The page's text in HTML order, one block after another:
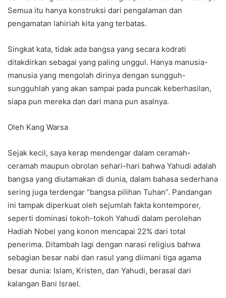
Semua itu hanya konstruksi dari pengalaman dan
pengamatan lahiriah kita yang terbatas.
Singkat kata, tidak ada bangsa yang secara kodrati
ditakdirkan sebagai yang paling unggul. Hanya manusia-
manusia yang mengolah dirinya dengan sungguh-
sungguhlah yang akan sampai pada puncak keberhasilan,
siapa pun mereka dan dari mana pun asalnya.
Oleh Kang Warsa
Sejak kecil, saya kerap mendengar dalam ceramah-
ceramah maupun obrolan sehari-hari bahwa Yahudi adalah
bangsa yang diutamakan di dunia, dalam bahasa sederhana
sering juga terdengar “bangsa pilihan Tuhan”. Pandangan
ini tampak diperkuat oleh sejumlah fakta kontemporer,
seperti dominasi tokoh-tokoh Yahudi dalam perolehan
Hadiah Nobel yang konon mencapai 22% dari total
penerima. Ditambah lagi dengan narasi religius bahwa
sebagian besar nabi dan rasul yang diimani tiga agama
besar dunia: Islam, Kristen, dan Yahudi, berasal dari
kalangan Bani Israel.